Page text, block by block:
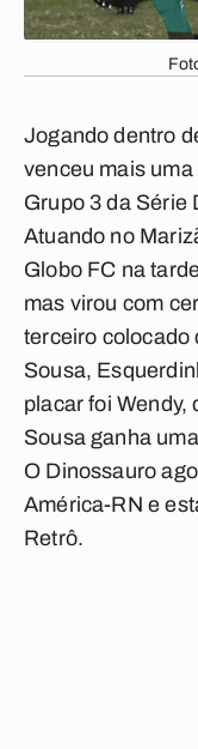
Jogando dentro
venceu mais
Grupo 3 da Série
Atuando no
Globo FC na
mas virou com
terceiro colocado
Sousa,
placar foi Wendy,
Sousa ganha
O Dinossauro
América-RN e
Retrô.